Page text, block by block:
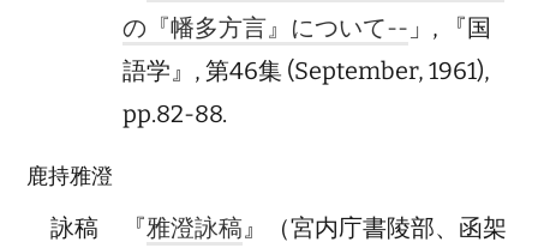
の『幡多方言』について-- 」, 『国
語学』, 第46集 (September, 1961),
pp.82-88.
鹿持雅澄
詠稿 『雅澄詠稿 』（宮内庁書陵部、函架